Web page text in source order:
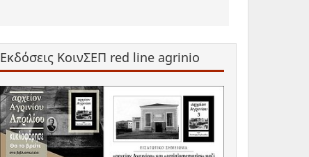
Εκδόσεις ΚοινΣΕΠ red line agrinio